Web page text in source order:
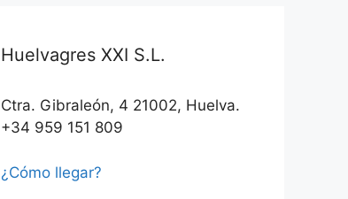
Huelvagres XXI S.L.
Ctra. Gibraleón, 4 21002, Huelva.
+34 959 151 809
¿Cómo llegar?